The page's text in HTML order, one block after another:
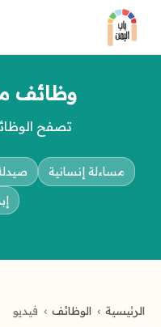
وظائف
تصفح
مساءلة إنسانية
الرئيسية الوظائف فيديو